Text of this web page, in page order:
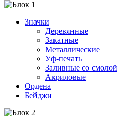
Значки
Деревянные
Закатные
Металлические
Уф-печать
Заливные со смолой
Акриловые
Ордена
Бейджи